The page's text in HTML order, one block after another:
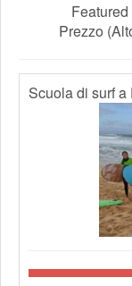
Featured
Prezzo
Scuola di surf a